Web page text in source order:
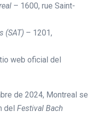
– 1600, rue Saint-
(SAT) – 1201,
web oficial del
de 2024, Montreal se
del Festival Bach